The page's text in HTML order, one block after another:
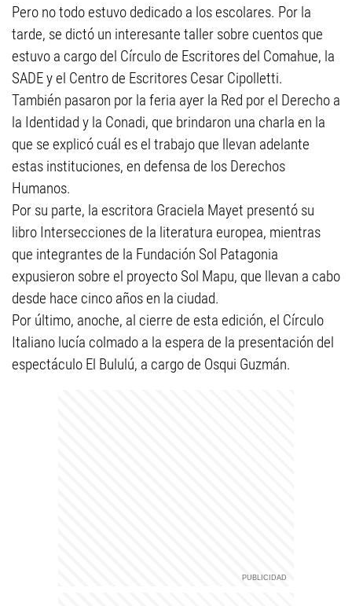
Pero no todo estuvo dedicado a los escolares. Por la
tarde, se dictó un interesante taller sobre cuentos que
estuvo a cargo del Círculo de Escritores del Comahue, la
SADE y el Centro de Escritores Cesar Cipolletti.
También pasaron por la feria ayer la Red por el Derecho a
la Identidad y la Conadi, que brindaron una charla en la
que se explicó cuál es el trabajo que llevan adelante
estas instituciones, en defensa de los Derechos
Humanos.
Por su parte, la escritora Graciela Mayet presentó su
libro Intersecciones de la literatura europea, mientras
que integrantes de la Fundación Sol Patagonia
expusieron sobre el proyecto Sol Mapu, que llevan a cabo
desde hace cinco años en la ciudad.
Por último, anoche, al cierre de esta edición, el Círculo
Italiano lucía colmado a la espera de la presentación del
espectáculo El Bululú, a cargo de Osqui Guzmán.